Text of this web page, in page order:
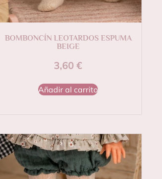
BOMBONCÍN LEOTARDOS ESPUMA
BEIGE
3,60 €
Añadir al carrito